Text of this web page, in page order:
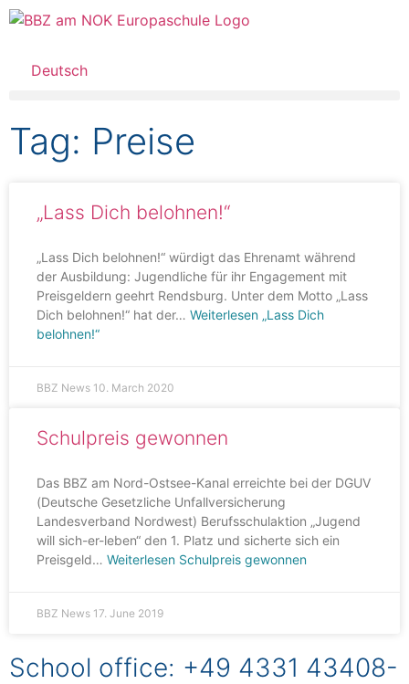
Deutsch
Tag: Preise
„Lass Dich belohnen!“
„Lass Dich belohnen!“ würdigt das Ehrenamt während
der Ausbildung: Jugendliche für ihr Engagement mit
Preisgeldern geehrt Rendsburg. Unter dem Motto „Lass
Dich belohnen!“ hat der… Weiterlesen „Lass Dich
belohnen!“
BBZ News 10. March 2020
Schulpreis gewonnen
Das BBZ am Nord-Ostsee-Kanal erreichte bei der DGUV
(Deutsche Gesetzliche Unfallversicherung
Landesverband Nordwest) Berufsschulaktion „Jugend
will sich-er-leben“ den 1. Platz und sicherte sich ein
Preisgeld… Weiterlesen Schulpreis gewonnen
BBZ News 17. June 2019
School office: +49 4331 43408-